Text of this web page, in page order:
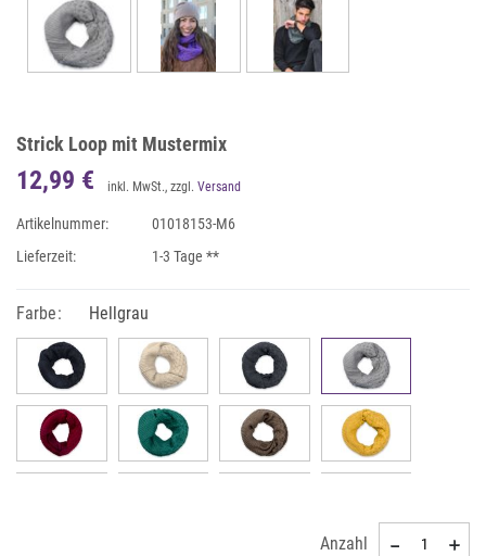
Strick Loop mit Mustermix
12,99 € inkl. MwSt., zzgl. Versand
Artikelnummer:
01018153-M6
Lieferzeit:
1-3 Tage **
Farbe: Hellgrau
Anzahl